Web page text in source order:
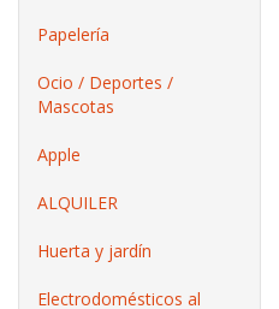
Papelería
Ocio / Deportes /
Mascotas
Apple
ALQUILER
Huerta y jardín
Electrodomésticos al